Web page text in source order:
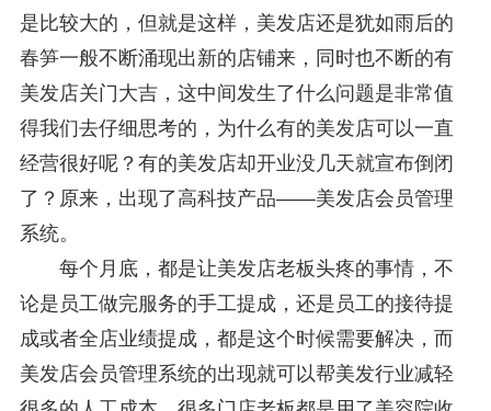
是比较大的，但就是这样，美发店还是犹如雨后的
春笋一般不断涌现出新的店铺来，同时也不断的有
美发店关门大吉，这中间发生了什么问题是非常值
得我们去仔细思考的，为什么有的美发店可以一直
经营很好呢？有的美发店却开业没几天就宣布倒闭
了？原来，出现了高科技产品——美发店会员管理
系统。
每个月底，都是让美发店老板头疼的事情，不
论是员工做完服务的手工提成，还是员工的接待提
成或者全店业绩提成，都是这个时候需要解决，而
美发店会员管理系统的出现就可以帮美发行业减轻